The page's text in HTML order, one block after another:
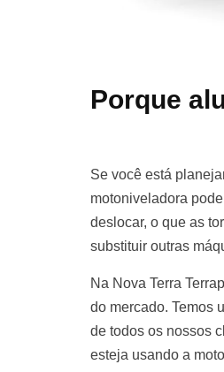
Porque
Se você está
motoniveladora
deslocar, o que as
substituir outras
Na Nova Terra
do mercado. Temos
de todos os nossos
esteja usando a